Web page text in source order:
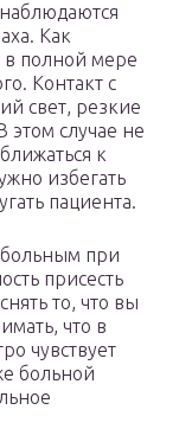
Как
в полной мере
Контакт с
свет, резкие
случае не
к
избегать
пациента.
при
присесть
то, что вы
что в
чувствует
больной